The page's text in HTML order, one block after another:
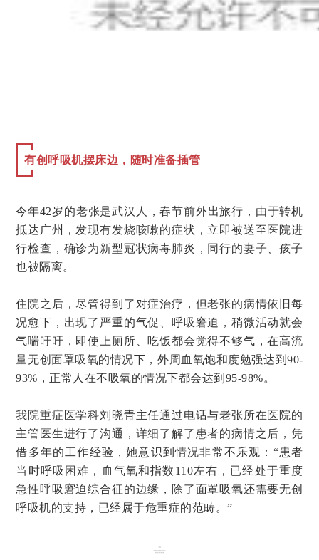
有创呼吸机摆床边，随时准备插管
今年42岁的老张是武汉人，春节前外出旅行，由于转机
抵达广州，发现有发烧咳嗽的症状，立即被送至医院进
行检查，确诊为新型冠状病毒肺炎，同行的妻子、孩子
也被隔离。
住院之后，尽管得到了对症治疗，但老张的病情依旧每
况愈下，出现了严重的气促、呼吸窘迫，稍微活动就会
气喘吁吁，即使上厕所、吃饭都会觉得不够气，在高流
量无创面罩吸氧的情况下，外周血氧饱和度勉强达到90-
93%，正常人在不吸氧的情况下都会达到95-98%。
我院重症医学科刘晓青主任通过电话与老张所在医院的
主管医生进行了沟通，详细了解了患者的病情之后，凭
借多年的工作经验，她意识到情况非常不乐观：“患者
当时呼吸困难，血气氧和指数110左右，已经处于重度
急性呼吸窘迫综合征的边缘，除了面罩吸氧还需要无创
呼吸机的支持，已经属于危重症的范畴。”